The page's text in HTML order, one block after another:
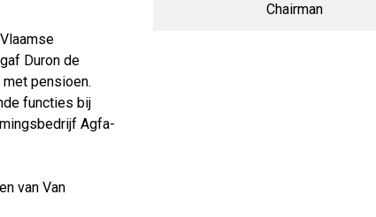
Duron de
pensioen.
functies bij
Agfa-
van Van
Chairman